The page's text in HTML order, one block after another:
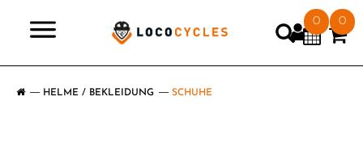
0 0
HELME / BEKLEIDUNG SCHUHE